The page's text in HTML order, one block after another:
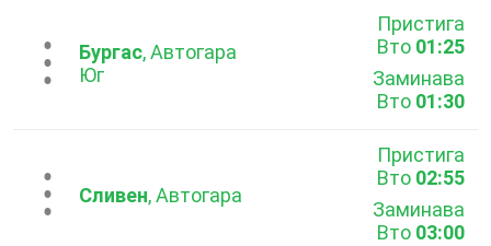
...Бургас, Автогара
Юг
Пристига
Вто 01:25
Заминава
Вто 01:30
...Сливен, Автогара
Пристига
Вто 02:55
Заминава
Вто 03:00